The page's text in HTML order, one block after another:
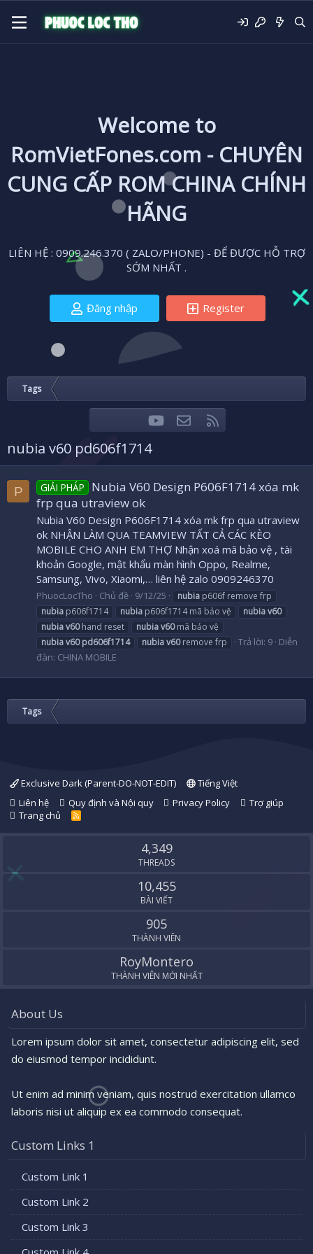
Welcome to
RomVietFones.com - CHUYÊN
CUNG CẤP ROM CHINA CHÍNH
HÃNG
LIÊN HỆ : 0909.246.370 ( ZALO/PHONE) - ĐỂ ĐƯỢC HỖ TRỢ
SỚM NHẤT .
Đăng nhập Register
Tags
FacebookTwitteryoutubeLiên hệ
nubia v60 pd606f1714
P GIẢI PHÁP
Nubia V60 Design P606F1714 xóa mk
frp qua utraview ok
Nubia V60 Design P606F1714 xóa mk frp qua utraview
ok NHẬN LÀM QUA TEAMVIEW TẤT CẢ CÁC KÈO
MOBILE CHO ANH EM THỢ Nhận xoá mã bảo vệ , tài
khoản Google, mật khẩu màn hình Oppo, Realme,
Samsung, Vivo, Xiaomi,… liên hệ zalo 0909246370
PhuocLocTho Chủ đề 9/12/25 nubia p606f remove frp
nubia p606f1714 nubia p606f1714 mã bảo vệ nubiav60
nubiav60hand reset nubiav60mã bảo vệ
nubiav60 pd606f1714 nubiav60remove frp Trả lời: 9 Diễn
đàn: CHINA MOBILE
Tags
Exclusive Dark (Parent-DO-NOT-EDIT)
Tiếng Việt
Liên hệ
Quy định và Nội quy Privacy Policy
Trợ giúp
Trang chủ
R
S
4,349
THREADS
10,455
BÀI VIẾT
905
THÀNH VIÊN
RoyMontero
THÀNH VIÊN MỚI NHẤT
About Us
Lorem ipsum dolor sit amet, consectetur adipiscing elit, sed
do eiusmod tempor incididunt.
Ut enim ad minim veniam, quis nostrud exercitation ullamco
laboris nisi ut aliquip ex ea commodo consequat.
Custom Links 1
Custom Link 1
Custom Link 2
Custom Link 3